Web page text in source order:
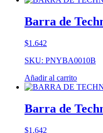
Barra de
$1.642
SKU: PNYBA0010B
Añadir al carrito
Barra de
$1.642